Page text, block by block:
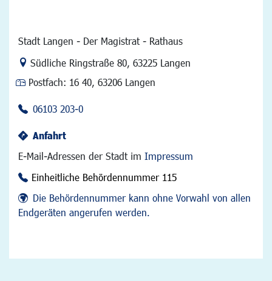
Stadt Langen - Der Magistrat - Rathaus
Link zur Google-Maps Navigation
Südliche Ringstraße 80, 63225 Langen
Postfach: 16 40, 63206 Langen
06103 203-0
Anfahrt
E-Mail-Adressen der Stadt im Impressum
Einheitliche Behördennummer 115
Die Behördennummer kann ohne Vorwahl von allen
Endgeräten angerufen werden.